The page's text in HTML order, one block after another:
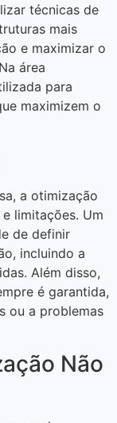
técnicas de
mais
e maximizar o
área
para
maximizem o
a otimização
limitações. Um
de definir
incluindo a
Além disso,
é garantida,
ou a problemas
Não